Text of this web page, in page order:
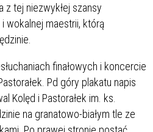
z tej niezwykłej szansy
wokalnej maestrii, którą